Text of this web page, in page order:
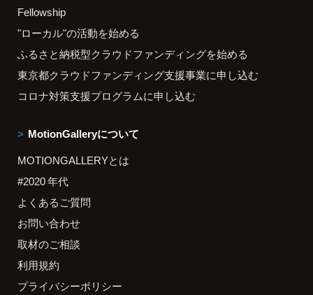
Fellowship
"ローカル"の活動を始める
ふるさと納税型クラウドファンディングを始める
東京都クラウドファンディング支援事業に申し込む
コロナ対策支援プログラムに申し込む
MotionGalleryについて
MOTIONGALLERYとは
#2020 年代
よくあるご質問
お問い合わせ
取材のご相談
利用規約
プライバシーポリシー